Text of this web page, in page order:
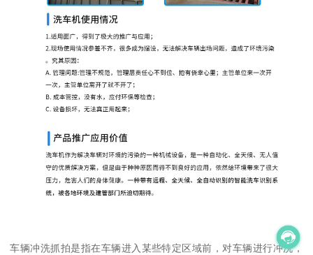
车辆冲洗抓拍是指在车辆进入某些特定区域前，对车辆进行冲洗，